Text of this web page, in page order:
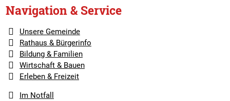
Navigation & Service
Unsere Gemeinde
Rathaus & Bürgerinfo
Bildung & Familien
Wirtschaft & Bauen
Erleben & Freizeit
Im Notfall